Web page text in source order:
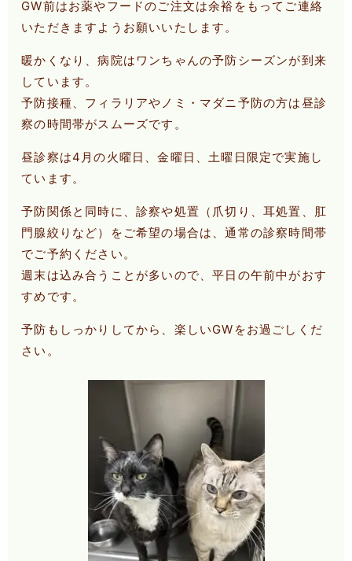
GW前はお薬やフードのご注文は余裕をもってご連絡
いただきますようお願いいたします。
暖かくなり、病院はワンちゃんの予防シーズンが到来
しています。
予防接種、フィラリアやノミ・マダニ予防の方は昼診
察の時間帯がスムーズです。
昼診察は4月の火曜日、金曜日、土曜日限定で実施し
ています。
予防関係と同時に、診察や処置（爪切り、耳処置、肛
門腺絞りなど）をご希望の場合は、通常の診察時間帯
でご予約ください。
週末は込み合うことが多いので、平日の午前中がおす
すめです。
予防もしっかりしてから、楽しいGWをお過ごしくだ
さい。